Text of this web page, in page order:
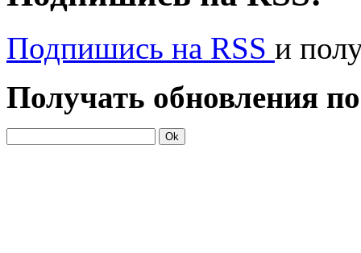
Подпишись на RSS и
Получать обновления